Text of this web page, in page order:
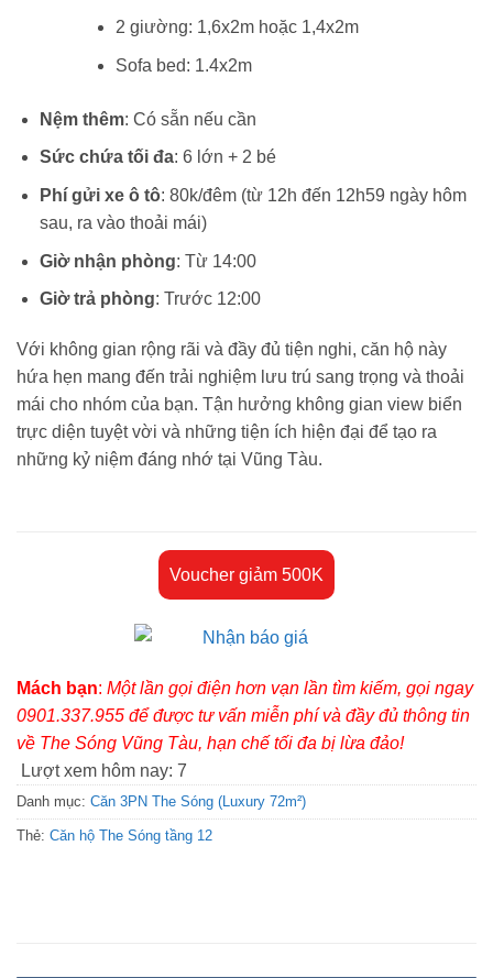
2 giường: 1,6x2m hoặc 1,4x2m
Sofa bed: 1.4x2m
Nệm thêm: Có sẵn nếu cần
Sức chứa tối đa: 6 lớn + 2 bé
Phí gửi xe ô tô: 80k/đêm (từ 12h đến 12h59 ngày hôm
sau, ra vào thoải mái)
Giờ nhận phòng: Từ 14:00
Giờ trả phòng: Trước 12:00
Với không gian rộng rãi và đầy đủ tiện nghi, căn hộ này
hứa hẹn mang đến trải nghiệm lưu trú sang trọng và thoải
mái cho nhóm của bạn. Tận hưởng không gian view biển
trực diện tuyệt vời và những tiện ích hiện đại để tạo ra
những kỷ niệm đáng nhớ tại Vũng Tàu.
Voucher giảm 500K
Mách bạn: Một lần gọi điện hơn vạn lần tìm kiếm, gọi ngay
0901.337.955 để được tư vấn miễn phí và đầy đủ thông tin
về The Sóng Vũng Tàu, hạn chế tối đa bị lừa đảo!
Lượt xem hôm nay: 7
Danh mục: Căn 3PN The Sóng (Luxury 72m²)
Thẻ: Căn hộ The Sóng tầng 12